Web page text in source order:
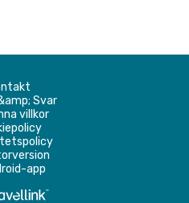
Svar
villkor
app